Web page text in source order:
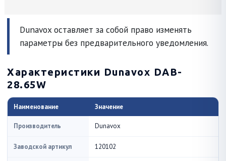
Dunavox оставляет за собой право изменять
параметры без предварительного уведомления.
Характеристики Dunavox DAB-
28.65W
Наименование Значение
Производитель Dunavox
Заводской артикул 120102